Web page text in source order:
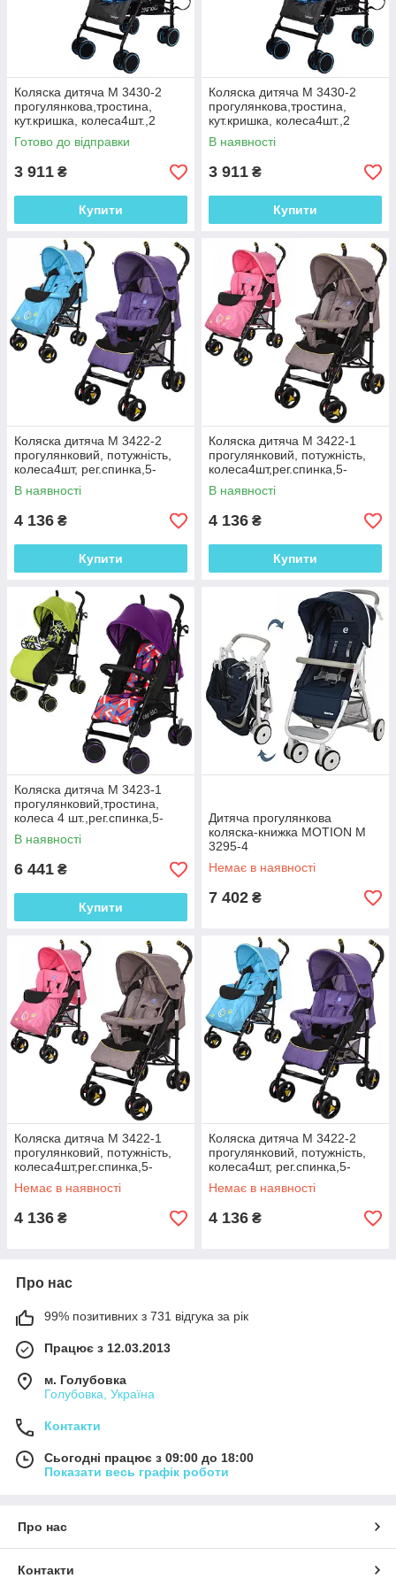
Коляска дитяча M 3430-2
прогулянкова,тростина,
кут.кришка, колеса4шт.,2
різновиди
Готово до відправки
3 911 ₴
Купити
Коляска дитяча M 3430-2
прогулянкова,тростина,
кут.кришка, колеса4шт.,2
різновиди синя
В наявності
3 911 ₴
Купити
Коляска дитяча M 3422-2
прогулянковий, потужність,
колеса4шт, рег.спинка,5-
точ.рем,2колір фіолетова
В наявності
4 136 ₴
Купити
Коляска дитяча M 3422-1
прогулянковий, потужність,
колеса4шт,рег.спинка,5-
точ.рем,2колір рожева
В наявності
4 136 ₴
Купити
Коляска дитяча M 3423-1
прогулянковий,тростина,
колеса 4 шт.,рег.спинка,5-
точ.рем,2кв.
В наявності
6 441 ₴
Купити
Дитяча прогулянкова
коляска-книжка MOTION M
3295-4
Немає в наявності
7 402 ₴
Коляска дитяча M 3422-1
прогулянковий, потужність,
колеса4шт,рег.спинка,5-
точ.рем,2колір
Немає в наявності
4 136 ₴
Коляска дитяча M 3422-2
прогулянковий, потужність,
колеса4шт, рег.спинка,5-
точ.рем,2колір
Немає в наявності
4 136 ₴
Про нас
99% позитивних з 731 відгука за рік
Працює з 12.03.2013
м. Голубовка
Голубовка, Україна
Контакти
Сьогодні працює з 09:00 до 18:00
Показати весь графік роботи
Про нас
Контакти